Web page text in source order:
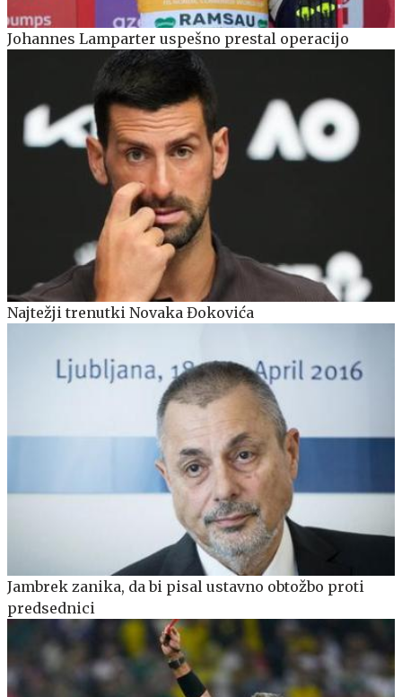
Johannes Lamparter uspešno prestal operacijo
Najtežji trenutki Novaka Đokovića
Jambrek zanika, da bi pisal ustavno obtožbo proti
predsednici